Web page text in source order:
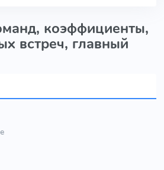
коэффициенты,
встреч, главный